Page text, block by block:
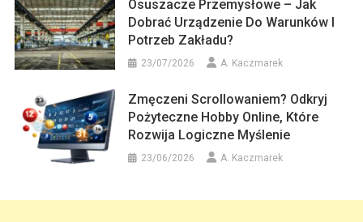
Osuszacze Przemysłowe – Jak
Dobrać Urządzenie Do Warunków I
Potrzeb Zakładu?
23/07/2026 A. Kaczmarek
Zmęczeni Scrollowaniem? Odkryj
Pożyteczne Hobby Online, Które
Rozwija Logiczne Myślenie
23/06/2026 A. Kaczmarek